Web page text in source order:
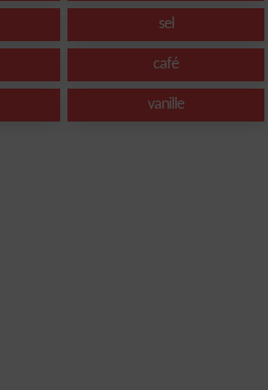
sel
café
vanille